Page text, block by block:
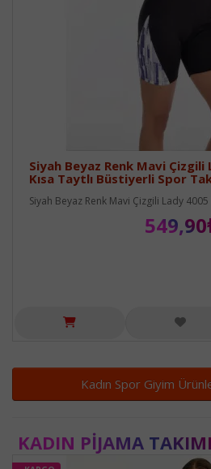
Siyah Beyaz Renk Mavi Çizgili
Kısa Taytlı Büstiyerli Spor
Siyah Beyaz Renk Mavi Çizgili Lady 4005
Kadın Spor Giyim
KADIN PIJAMA